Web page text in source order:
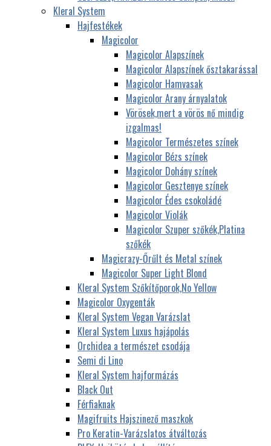
Kleral System
Hajfestékek
Magicolor
Magicolor Alapszínek
Magicolor Alapszínek ősztakarással
Magicolor Hamvasak
Magicolor Arany árnyalatok
Vörösek,mert a vörös nő mindig
izgalmas!
Magicolor Természetes színek
Magicolor Bézs színek
Magicolor Dohány színek
Magicolor Gesztenye színek
Magicolor Édes csokoládé
Magicolor Violák
Magicolor Szuper szőkék,Platina
szőkék
Magicrazy-Őrűlt és Metal színek
Magicolor Super Light Blond
Kleral System Szőkítőporok,No Yellow
Magicolor Oxygenták
Kleral System Vegan Varázslat
Kleral System Luxus hajápolás
Orchidea a természet csodája
Semi di Lino
Kleral System hajformázás
Black Out
Férfiaknak
Magifruits Hajszinező maszkok
Pro Keratin-Varázslatos átváltozás